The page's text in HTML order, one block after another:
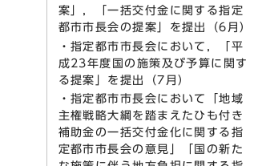
案」，「一括交付金に関する指定
都市市長会の提案」を提出（6月）
・指定都市市長会において，「平
成23年度国の施策及び予算に関す
る提案」を提出（7月）
・指定都市市長会において「地域
主権戦略大綱を踏まえたひも付き
補助金の一括交付金化に関する指
定都市市長会の意見」「国の新た